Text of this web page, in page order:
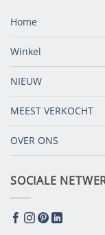
Home
Winkel
NIEUW
MEEST VERKOCHT
OVER ONS
SOCIALE